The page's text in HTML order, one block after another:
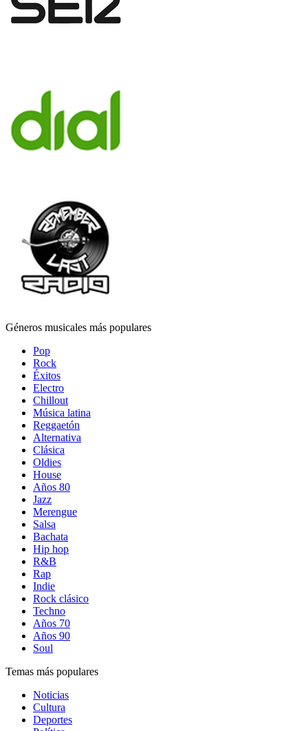
Géneros musicales más populares
Pop
Rock
Éxitos
Electro
Chillout
Música latina
Reggaetón
Alternativa
Clásica
Oldies
House
Años 80
Jazz
Merengue
Salsa
Bachata
Hip hop
R&B
Rap
Indie
Rock clásico
Techno
Años 70
Años 90
Soul
Temas más populares
Noticias
Cultura
Deportes